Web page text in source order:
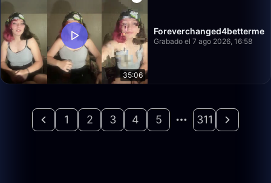
35:06
Foreverchanged4betterme
Grabado el 7 ago 2026, 16:58
1 2 3 4 5 311